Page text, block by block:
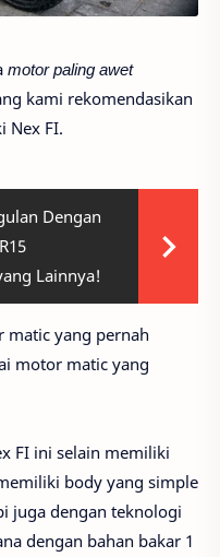
motor paling awet
kami rekomendasikan
Nex FI.
Dengan
Lainnya!
matic yang pernah
motor matic yang
FI ini selain memiliki
body yang simple
juga dengan teknologi
dengan bahan bakar 1